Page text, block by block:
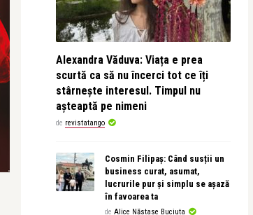
Alexandra Văduva: Viața e prea
scurtă ca să nu încerci tot ce îți
stârnește interesul. Timpul nu
așteaptă pe nimeni
de revistatango
Cosmin Filipaș: Când susții un
business curat, asumat,
lucrurile pur și simplu se așază
în favoarea ta
de Alice Năstase Buciuta